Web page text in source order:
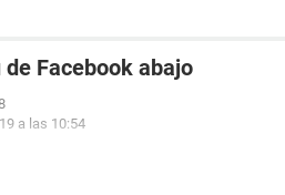
Facebook abajo
a las 10:54